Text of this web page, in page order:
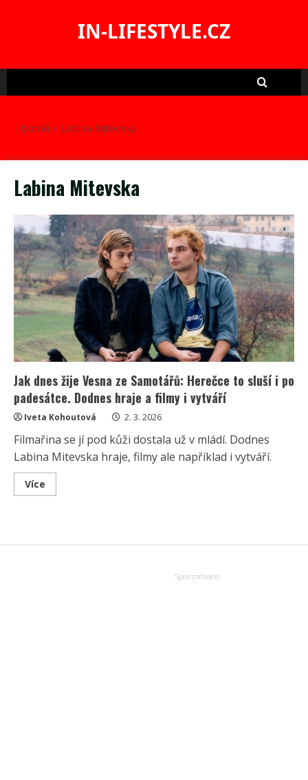
IN-LIFESTYLE.CZ
Domů Labina Mitevska
Labina Mitevska
Jak dnes žije Vesna ze Samotářů: Herečce to sluší i po
padesátce. Dodnes hraje a filmy i vytváří
Iveta Kohoutová 2. 3. 2026
Filmařina se jí pod kůži dostala už v mládí. Dodnes
Labina Mitevska hraje, filmy ale například i vytváří.
Více
more